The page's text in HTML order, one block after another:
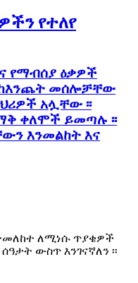
የተለየ
የማብሰያ ዕቃዎች
ከእንጨት መሰሎቻቸው
አሏቸው ፡፡
ቀለሞች ይመጣሉ ፡፡
እንመልከት እና
ለሚነሱ ጥያቄዎች
ውስጥ እንገናኛለን ፡፡